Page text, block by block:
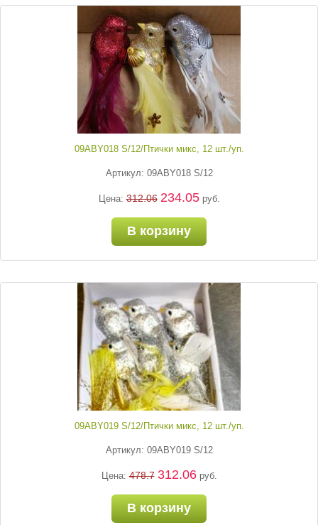
09ABY018 S/12/Птички микс, 12 шт./уп.
Артикул: 09ABY018 S/12
Цена:312.06 234.05руб.
В корзину
09ABY019 S/12/Птички микс, 12 шт./уп.
Артикул: 09ABY019 S/12
Цена:478.7 312.06руб.
В корзину